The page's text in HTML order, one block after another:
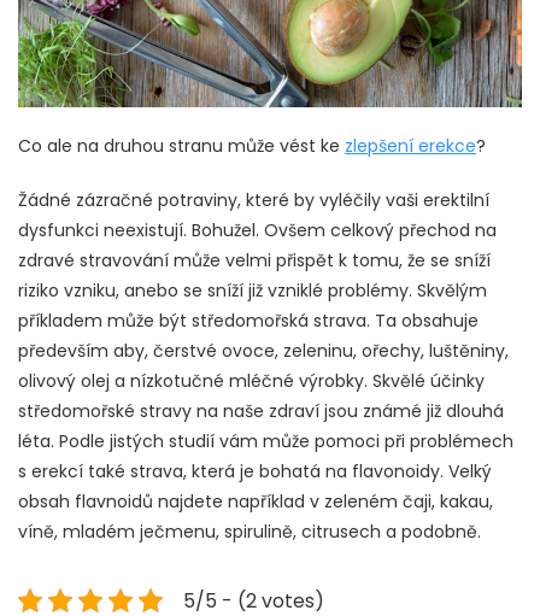
Co ale na druhou stranu může vést ke zlepšení erekce?
Žádné zázračné potraviny, které by vyléčily vaši erektilní
dysfunkci neexistují. Bohužel. Ovšem celkový přechod na
zdravé stravování může velmi přispět k tomu, že se sníží
riziko vzniku, anebo se sníží již vzniklé problémy. Skvělým
příkladem může být středomořská strava. Ta obsahuje
především aby, čerstvé ovoce, zeleninu, ořechy, luštěniny,
olivový olej a nízkotučné mléčné výrobky. Skvělé účinky
středomořské stravy na naše zdraví jsou známé již dlouhá
léta. Podle jistých studií vám může pomoci při problémech
s erekcí také strava, která je bohatá na flavonoidy. Velký
obsah flavnoidů najdete například v zeleném čaji, kakau,
víně, mladém ječmenu, spirulině, citrusech a podobně.
5/5 - (2 votes)